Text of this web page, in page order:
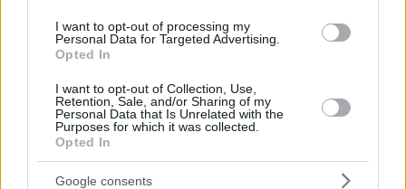
I want to opt-out of processing my
Personal Data for Targeted Advertising.
Opted In
I want to opt-out of Collection, Use,
Retention, Sale, and/or Sharing of my
Personal Data that Is Unrelated with the
Purposes for which it was collected.
Opted In
Google consents
Hirdetés